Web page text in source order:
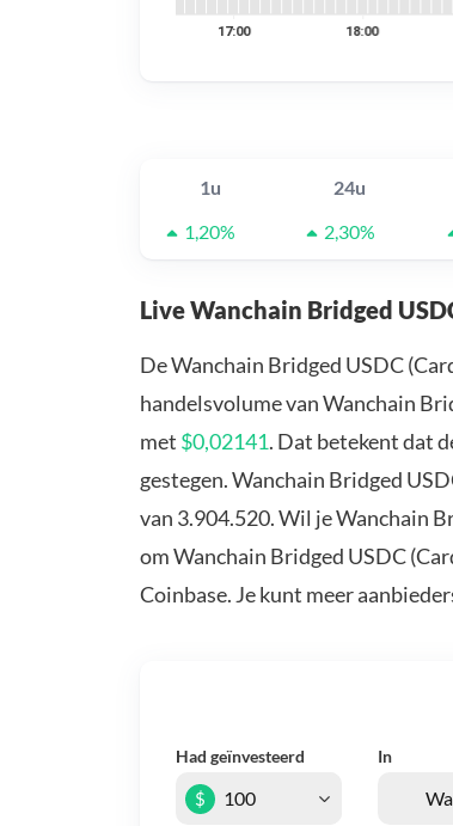
1u 24u
1,20%
2,30%
Live Wanchain Bridged
De Wanchain Bridged USDC
handelsvolume van Wanchain
met $0,02141. Dat betekent dat
gestegen. Wanchain Bridged
van 3.904.520. Wil je Wanchain
om Wanchain Bridged USDC
Coinbase. Je kunt meer
Had geïnvesteerd In
$